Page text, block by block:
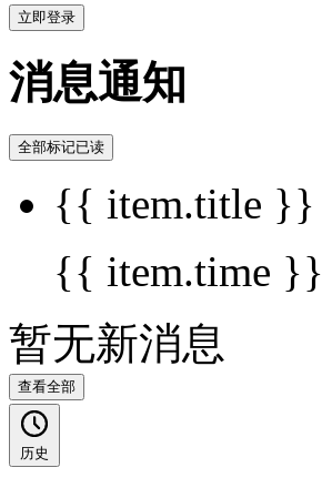
立即登录
消息通知
全部标记已读
{{ item.title }}
{{ item.time }}
暂无新消息
查看全部
历史